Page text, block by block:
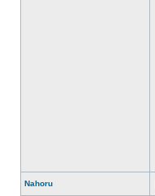
Nahoru